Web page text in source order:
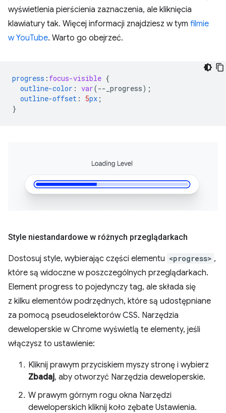
wyświetlenia pierścienia zaznaczenia, ale kliknięcia
klawiatury tak. Więcej informacji znajdziesz w tym filmie
w YouTube. Warto go obejrzeć.
progress : focus-visible {
outline-color : var(-- _progress);
outline-offset : 5px ;
}
Style niestandardowe w różnych przeglądarkach
Dostosuj style, wybierając części elementu <progress> ,
które są widoczne w poszczególnych przeglądarkach.
Element progress to pojedynczy tag, ale składa się
z kilku elementów podrzędnych, które są udostępniane
za pomocą pseudoselektorów CSS. Narzędzia
deweloperskie w Chrome wyświetlą te elementy, jeśli
włączysz to ustawienie:
Kliknij prawym przyciskiem myszy stronę i wybierz
Zbadaj, aby otworzyć Narzędzia deweloperskie.
W prawym górnym rogu okna Narzędzi
deweloperskich kliknij koło zębate Ustawienia.